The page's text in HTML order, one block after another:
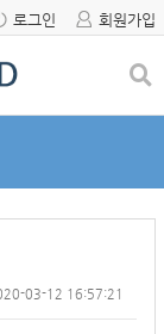
로그인 회원가입
03-12 16:57:21